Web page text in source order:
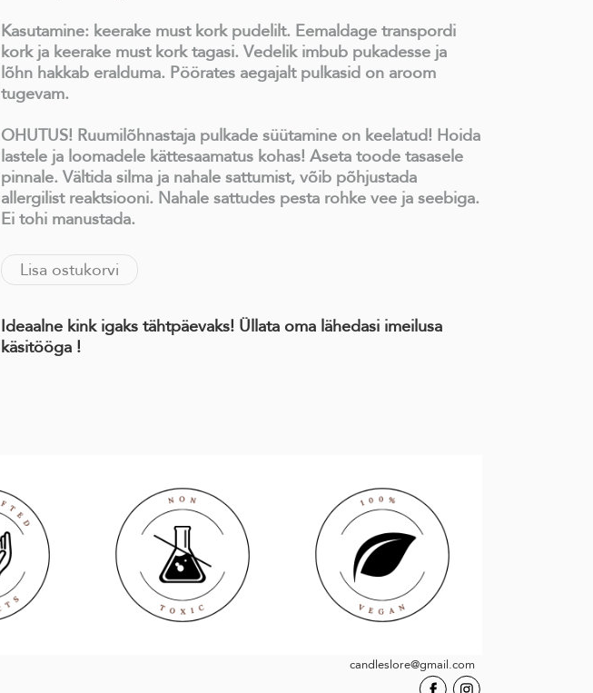
Kasutamine: keerake must kork pudelilt. Eemaldage transpordi
kork ja keerake must kork tagasi. Vedelik imbub pukadesse ja
lõhn hakkab eralduma. Pöörates aegajalt pulkasid on aroom
tugevam.
OHUTUS! Ruumilõhnastaja pulkade süütamine on keelatud! Hoida
lastele ja loomadele kättesaamatus kohas! Aseta toode tasasele
pinnale. Vältida silma ja nahale sattumist, võib põhjustada
allergilist reaktsiooni. Nahale sattudes pesta rohke vee ja seebiga.
Ei tohi manustada.
Lisa ostukorvi
Ideaalne kink igaks tähtpäevaks! Üllata oma lähedasi imeilusa
käsitööga !
candleslore@gmail.com